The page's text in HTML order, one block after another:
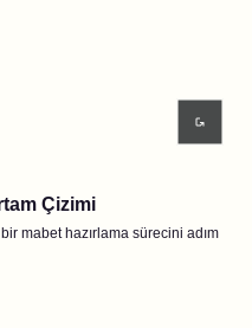
Çizimi
mabet hazırlama sürecini adım